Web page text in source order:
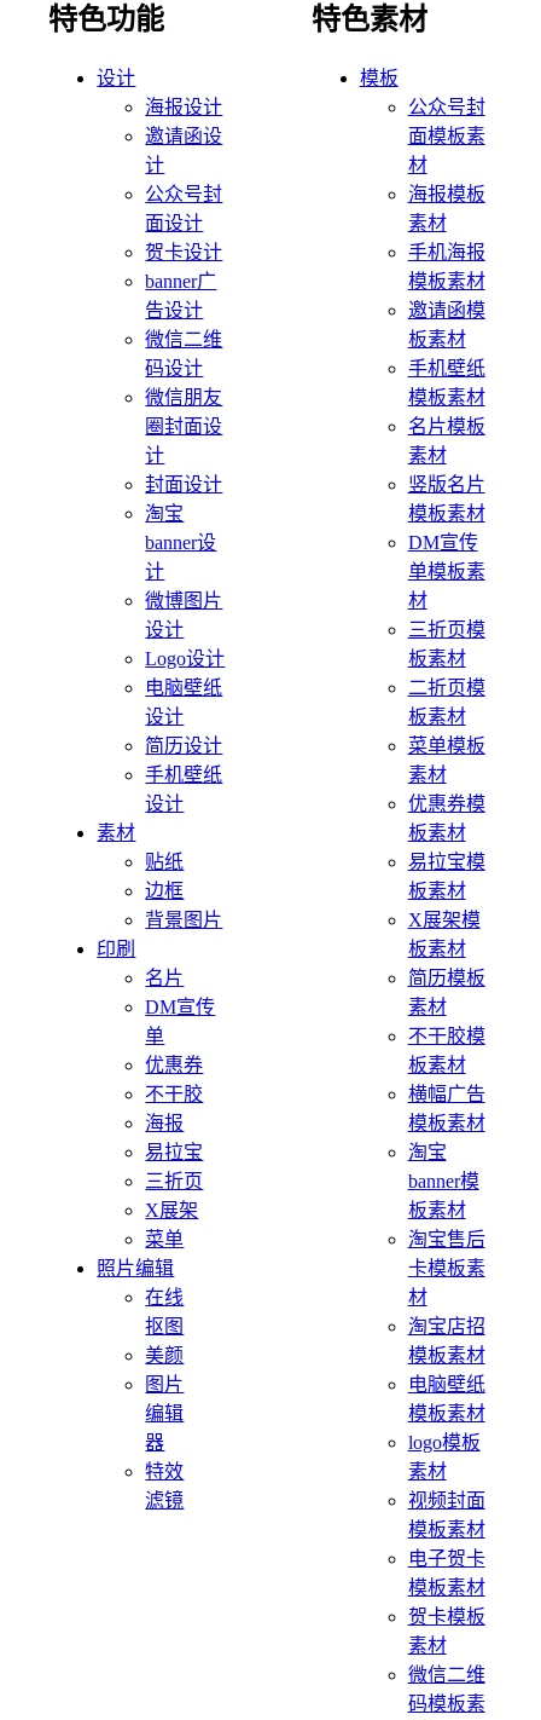
特色功能
设计
海报设计
邀请函设
计
公众号封
面设计
贺卡设计
banner广
告设计
微信二维
码设计
微信朋友
圈封面设
计
封面设计
淘宝
banner设
计
微博图片
设计
Logo设计
电脑壁纸
设计
简历设计
手机壁纸
设计
素材
贴纸
边框
背景图片
印刷
名片
DM宣传
单
优惠券
不干胶
海报
易拉宝
三折页
X展架
菜单
照片编辑
在线
抠图
美颜
图片
编辑
器
特效
滤镜
特色素材
模板
公众号封
面模板素
材
海报模板
素材
手机海报
模板素材
邀请函模
板素材
手机壁纸
模板素材
名片模板
素材
竖版名片
模板素材
DM宣传
单模板素
材
三折页模
板素材
二折页模
板素材
菜单模板
素材
优惠券模
板素材
易拉宝模
板素材
X展架模
板素材
简历模板
素材
不干胶模
板素材
横幅广告
模板素材
淘宝
banner模
板素材
淘宝售后
卡模板素
材
淘宝店招
模板素材
电脑壁纸
模板素材
logo模板
素材
视频封面
模板素材
电子贺卡
模板素材
贺卡模板
素材
微信二维
码模板素